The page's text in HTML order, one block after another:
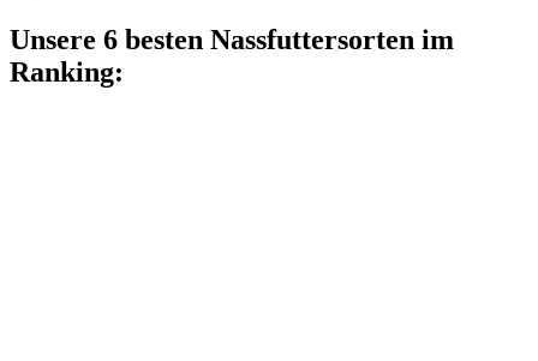
Unsere 6 besten Nassfuttersorten im
Ranking: